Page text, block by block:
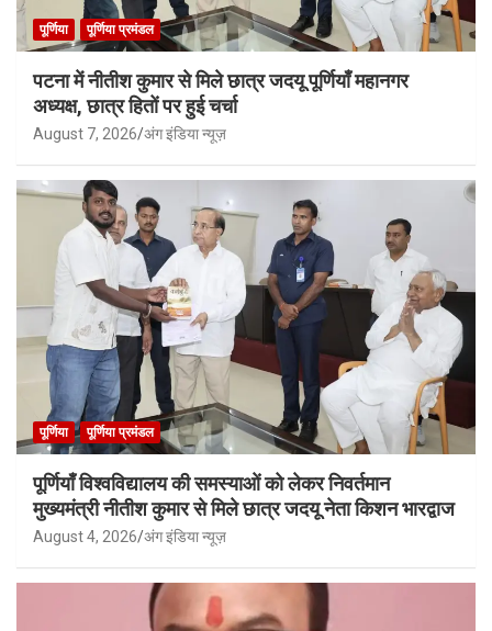
पूर्णिया पूर्णिया प्रमंडल
पटना में नीतीश कुमार से मिले छात्र जदयू पूर्णियाँ महानगर
अध्यक्ष, छात्र हितों पर हुई चर्चा
August 7, 2026 अंग इंडिया न्यूज़
पूर्णिया पूर्णिया प्रमंडल
पूर्णियाँ विश्वविद्यालय की समस्याओं को लेकर निवर्तमान
मुख्यमंत्री नीतीश कुमार से मिले छात्र जदयू नेता किशन भारद्वाज
August 4, 2026 अंग इंडिया न्यूज़